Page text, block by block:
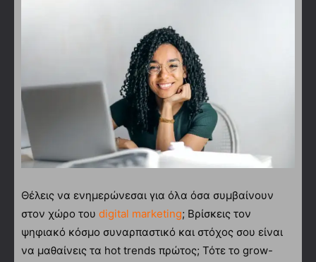
Θέλεις να ενημερώνεσαι για όλα όσα συμβαίνουν
στον χώρο του digital marketing; Βρίσκεις τον
ψηφιακό κόσμο συναρπαστικό και στόχος σου είναι
να μαθαίνεις τα hot trends πρώτος; Τότε το grow-